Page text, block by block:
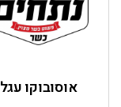
אוסובוקו עגל